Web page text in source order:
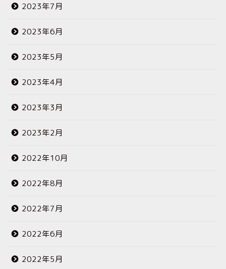
2023年7月
2023年6月
2023年5月
2023年4月
2023年3月
2023年2月
2022年10月
2022年8月
2022年7月
2022年6月
2022年5月